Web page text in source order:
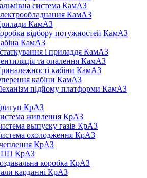
система КамАЗ
КамАЗ
КамАЗ
відбору потужностей КамАЗ
КамАЗ
і приладдя КамАЗ
та опалення КамАЗ
кабіни КамАЗ
кабіни КамАЗ
підйому платформи КамАЗ
КрАЗ
живлення КрАЗ
выпуску газів КрАЗ
охолодження КрАЗ
КрАЗ
КрАЗ
коробка КрАЗ
карданні КрАЗ